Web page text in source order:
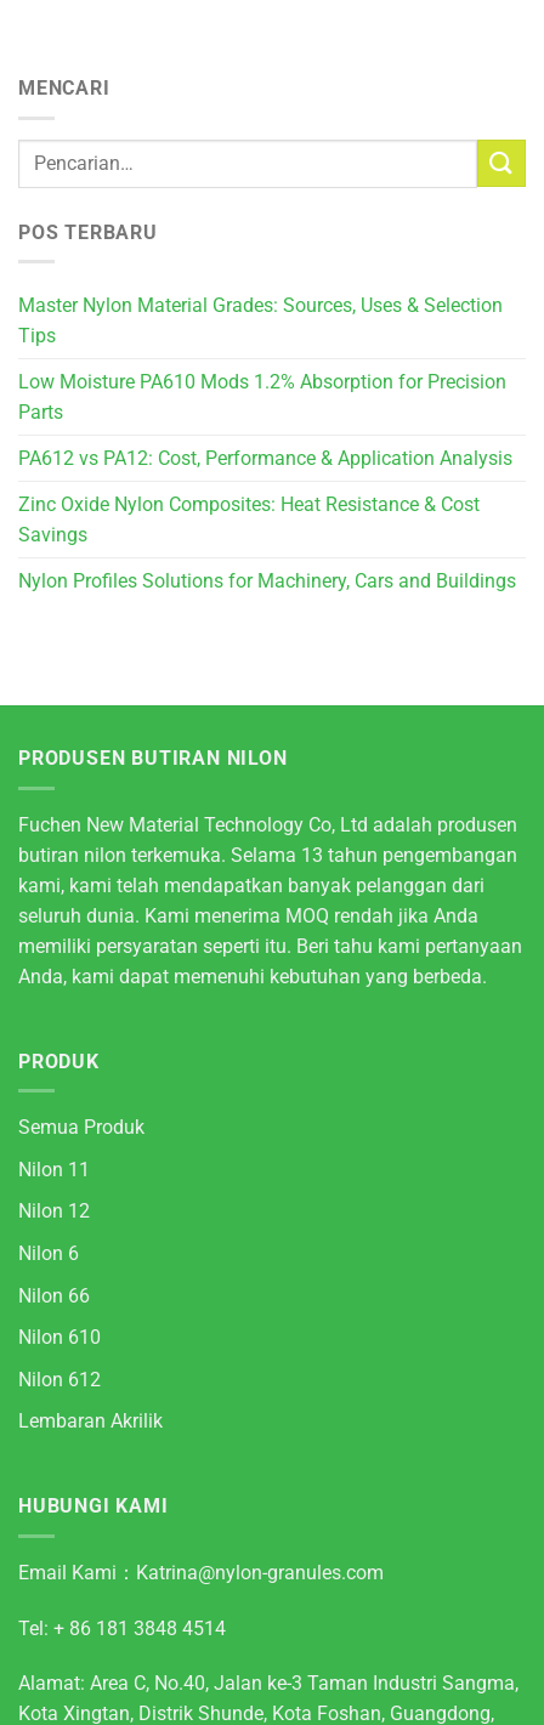
MENCARI
POS TERBARU
Master Nylon Material Grades: Sources, Uses & Selection
Tips
Low Moisture PA610 Mods 1.2% Absorption for Precision
Parts
PA612 vs PA12: Cost, Performance & Application Analysis
Zinc Oxide Nylon Composites: Heat Resistance & Cost
Savings
Nylon Profiles Solutions for Machinery, Cars and Buildings
PRODUSEN BUTIRAN NILON
Fuchen New Material Technology Co, Ltd adalah produsen
butiran nilon terkemuka. Selama 13 tahun pengembangan
kami, kami telah mendapatkan banyak pelanggan dari
seluruh dunia. Kami menerima MOQ rendah jika Anda
memiliki persyaratan seperti itu. Beri tahu kami pertanyaan
Anda, kami dapat memenuhi kebutuhan yang berbeda.
PRODUK
Semua Produk
Nilon 11
Nilon 12
Nilon 6
Nilon 66
Nilon 610
Nilon 612
Lembaran Akrilik
HUBUNGI KAMI
Email Kami： Katrina@nylon-granules.com
Tel: + 86 181 3848 4514
Alamat: Area C, No.40, Jalan ke-3 Taman Industri Sangma,
Kota Xingtan, Distrik Shunde, Kota Foshan, Guangdong,